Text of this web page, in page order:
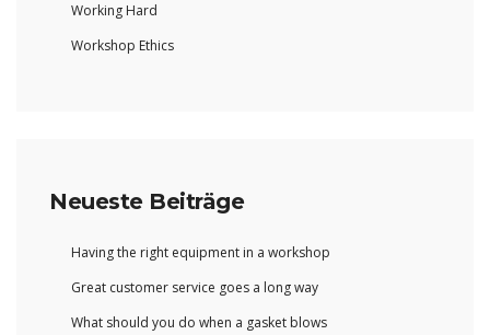
Working Hard
Workshop Ethics
Neueste Beiträge
Having the right equipment in a workshop
Great customer service goes a long way
What should you do when a gasket blows